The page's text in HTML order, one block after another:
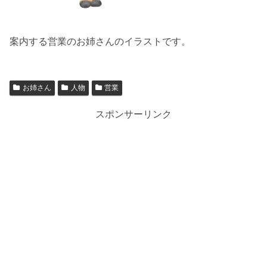
案内する営業のお姉さんのイラストです。
お姉さん 人物 営業
スポンサーリンク